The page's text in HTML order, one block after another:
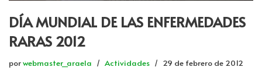
DÍA MUNDIAL DE LAS ENFERMEDADES
RARAS 2012
porwebmaster_araela Actividades 29 de febrero de 2012